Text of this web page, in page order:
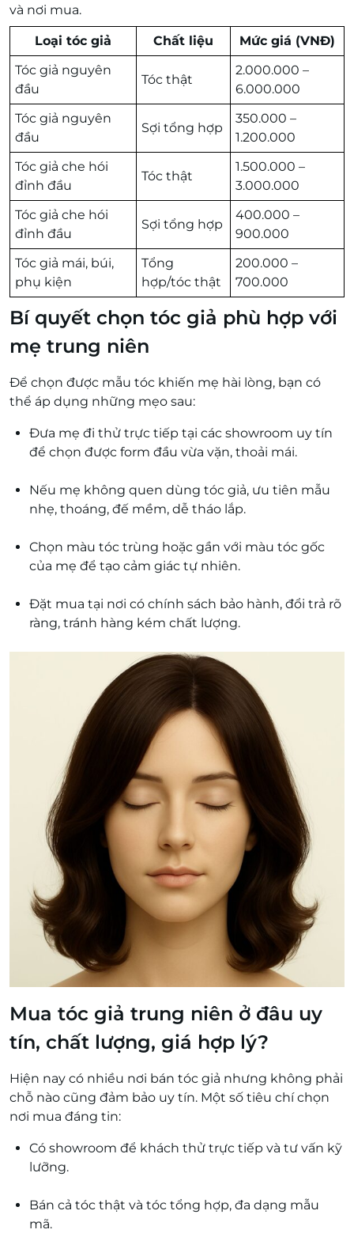
Loại tóc giả Chất liệu
Mức giá (VNĐ)
Tóc giả nguyên
đầu
Tóc thật
2.000.000 –
6.000.000
Tóc giả nguyên
đầu
Sợi tổng hợp
350.000 –
1.200.000
Tóc giả che hói
đỉnh đầu
Tóc thật
1.500.000 –
3.000.000
Tóc giả che hói
đỉnh đầu
Sợi tổng hợp
400.000 –
900.000
Tóc giả mái, búi,
phụ kiện
Tổng
hợp/tóc thật
200.000 –
700.000
và nơi mua.
Bí quyết chọn tóc giả phù hợp với
mẹ trung niên
Để chọn được mẫu tóc khiến mẹ hài lòng, bạn có
thể áp dụng những mẹo sau:
Đưa mẹ đi thử trực tiếp tại các showroom uy tín
để chọn được form đầu vừa vặn, thoải mái.
Nếu mẹ không quen dùng tóc giả, ưu tiên mẫu
nhẹ, thoáng, đế mềm, dễ tháo lắp.
Chọn màu tóc trùng hoặc gần với màu tóc gốc
của mẹ để tạo cảm giác tự nhiên.
Đặt mua tại nơi có chính sách bảo hành, đổi trả rõ
ràng, tránh hàng kém chất lượng.
Mua tóc giả trung niên ở đâu uy
tín, chất lượng, giá hợp lý?
Hiện nay có nhiều nơi bán tóc giả nhưng không phải
chỗ nào cũng đảm bảo uy tín. Một số tiêu chí chọn
nơi mua đáng tin:
Có showroom để khách thử trực tiếp và tư vấn kỹ
lưỡng.
Bán cả tóc thật và tóc tổng hợp, đa dạng mẫu
mã.